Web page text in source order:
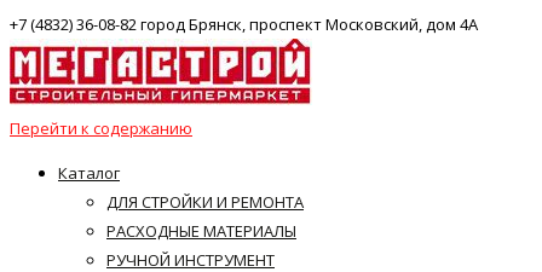
+7 (4832) 36-08-82 город Брянск, проспект Московский, дом 4А
Перейти к содержанию
Каталог
ДЛЯ СТРОЙКИ И РЕМОНТА
РАСХОДНЫЕ МАТЕРИАЛЫ
РУЧНОЙ ИНСТРУМЕНТ